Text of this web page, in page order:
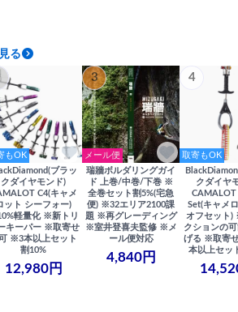
る
もOK
ブラッ
クダイヤモンド)
C4(キャメ
ット シーフォー)
軽量化 ※新トリ
キーパー ※取寄せ
※3本以上セット
割10%
12,980円
3
メール便
瑞牆ボルダリングガイ
ド 上巻/中巻/下巻 ※
全巻セット割5%(宅急
便) ※32エリア2100課
題 ※再グレーディング
※室井登喜夫監修 ※メ
ール便対応
4,840円
4
取寄もOK
クダイヤ
Set(キャメ
オフセット)
クションの
げる ※取寄
本以上セッ